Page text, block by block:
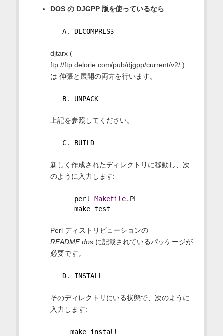
DOS の DJGPP 版を使っているなら
A. DECOMPRESS
djtarx (
ftp://ftp.delorie.com/pub/djgpp/current/v2/ )
は 伸張と展開の両方を行います。
B. UNPACK
上記を参照してください。
C. BUILD
新しく作成されたディレクトリに移動し、次
のように入力します:
perl Makefile. PL
make test
Perl ディストリビューションの
README.dosに記載されているパッケージが
必要です。
D. INSTALL
そのディレクトリにいる状態で、次のように
入力します:
make install